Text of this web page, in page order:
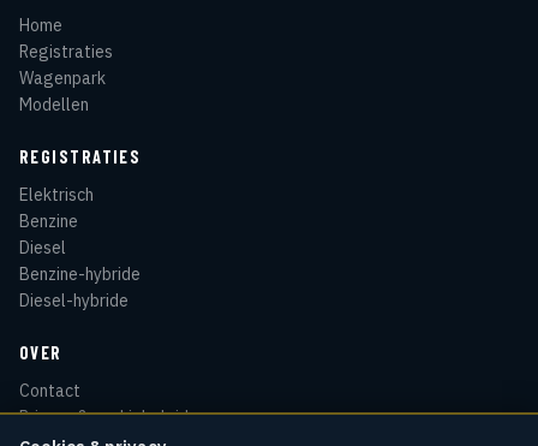
Home
Registraties
Wagenpark
Modellen
REGISTRATIES
Elektrisch
Benzine
Diesel
Benzine-hybride
Diesel-hybride
OVER
Contact
Privacy & cookiebeleid